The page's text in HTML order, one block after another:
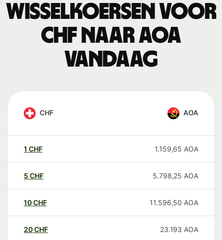
Wisselkoersen voor
CHF naar AOA
vandaag
CHF AOA
1 CHF 1.159,65 AOA
5 CHF 5.798,25 AOA
10CHF 11.596,50 AOA
20CHF 23.193 AOA